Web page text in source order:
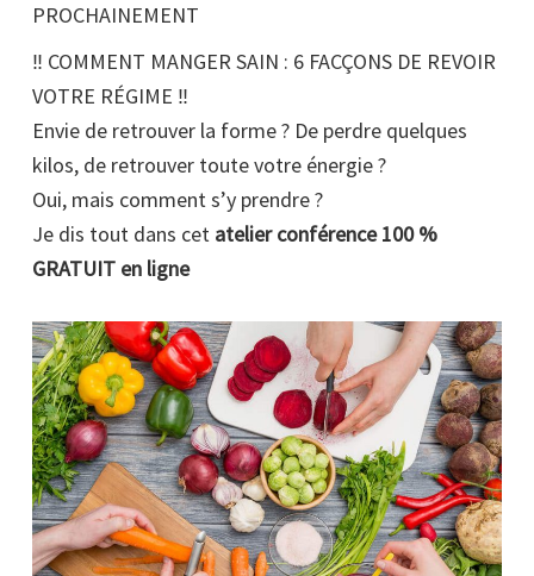
PROCHAINEMENT
‼️ COMMENT MANGER SAIN : 6 FACÇONS DE REVOIR
VOTRE RÉGIME ‼️
Envie de retrouver la forme ? De perdre quelques
kilos, de retrouver toute votre énergie ?
Oui, mais comment s’y prendre ?
Je dis tout dans cet atelier conférence 100 %
GRATUIT en ligne